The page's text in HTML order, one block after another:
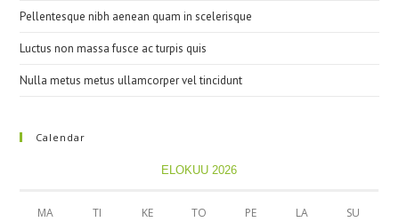
Pellentesque nibh aenean quam in scelerisque
Luctus non massa fusce ac turpis quis
Nulla metus metus ullamcorper vel tincidunt
Calendar
ELOKUU 2026
MA TI KE TO PE LA SU